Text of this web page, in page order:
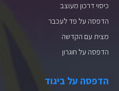
כיסוי דרכון מעוצב
הדפסה על פד לעכבר
מצית עם הקדשה
הדפסה על חוגרון
הדפסה על ביגוד